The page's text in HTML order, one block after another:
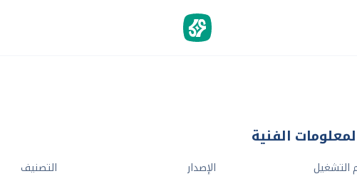
الفنية
التشغيل الإصدار التصنيف